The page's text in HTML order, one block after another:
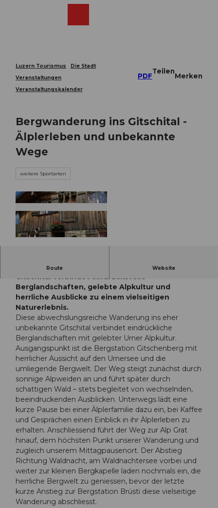
Luzern Tourismus
Die Stadt
Veranstaltungen
Veranstaltungskalender
PDF
Teilen
Merken
Bergwanderung ins Gitschital -
Älplerleben und unbekannte
Wege
weitere Sportarten
Route Website
Diese abwechslungsreiche Wanderung ins
Gitschital verbindet eindrucksvolle
Berglandschaften, gelebte Alpkultur und
herrliche Ausblicke zu einem vielseitigen
Naturerlebnis.
Diese abwechslungsreiche Wanderung ins eher
unbekannte Gitschital verbindet eindrückliche
Berglandschaften mit gelebter Urner Alpkultur.
Ausgangspunkt ist die Bergstation Gitschenberg mit
herrlicher Aussicht auf den Urnersee und die
umliegende Bergwelt. Der Weg steigt zunächst durch
sonnige Alpweiden an und führt später durch
schattigen Wald – stets begleitet von wechselnden,
beeindruckenden Ausblicken. Unterwegs lädt eine
kurze Pause bei einer Älplerfamilie dazu ein, bei Kaffee
und Gesprächen einen Einblick in ihr Älplerleben zu
erhalten. Anschliessend führt der Weg zur Alp Grat
hinauf, dem höchsten Punkt unserer Wanderung und
zugleich unserem Mittagpausenort. Der Abstieg
Richtung Waldnacht, am Waldnachtersee vorbei und
weiter zur kleinen Bergkapelle laden nochmals ein, die
herrliche Bergwelt zu geniessen, bevor der letzte
kurze Anstieg zur Bergstation Brüsti diese vielseitige
Wanderung abschliesst.